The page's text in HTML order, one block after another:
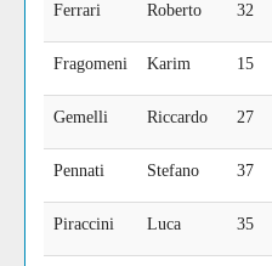
Ferrari Roberto 32
Fragomeni Karim 15
Gemelli Riccardo 27
Pennati Stefano 37
Piraccini Luca 35